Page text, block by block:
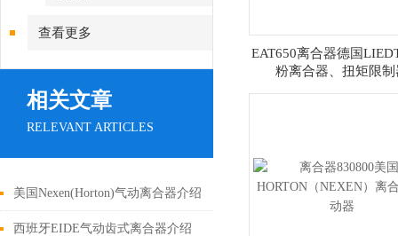
查看更多
相关文章
RELEVANT ARTICLES
美国Nexen(Horton)气动离合器介绍
西班牙EIDE气动齿式离合器介绍
EAT650离合器德国
粉离合器、扭矩限制